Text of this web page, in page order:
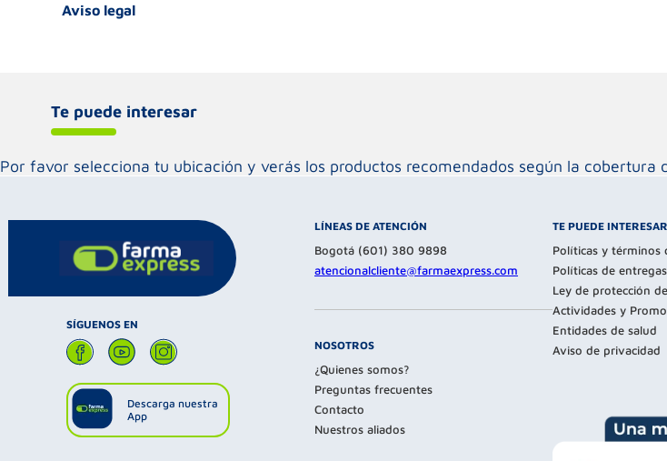
Aviso legal
Te puede interesar
Por favor selecciona tu ubicación y verás los productos recomendados según la cobertura
SÍGUENOS EN
Descarga nuestra
App
LÍNEAS DE ATENCIÓN
Bogotá (601) 380 9898
atencionalcliente@farmaexpress.com
NOSOTROS
¿Quienes somos?
Preguntas frecuentes
Contacto
Nuestros aliados
TE PUEDE INTERESAR
Políticas y términos
Políticas de
Ley de protección
Actividades y
Entidades de salud
Aviso de privacidad